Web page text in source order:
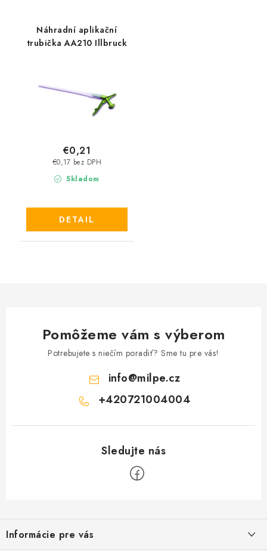
Náhradní aplikační
trubička AA210 Illbruck
Skladom
€0,17 bez DPH
€0,21
DETAIL
Pomôžeme vám s výberom
Potrebujete s niečím poradiť? Sme tu pre vás!
info@milpe.cz
+420721004004
pInformácie pre vás